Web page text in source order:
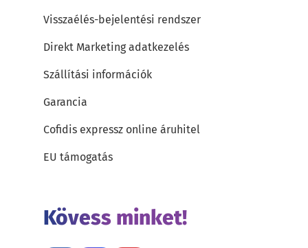
Visszaélés-bejelentési rendszer
Direkt Marketing adatkezelés
Szállítási információk
Garancia
Cofidis expressz online áruhitel
EU támogatás
Kövess minket!